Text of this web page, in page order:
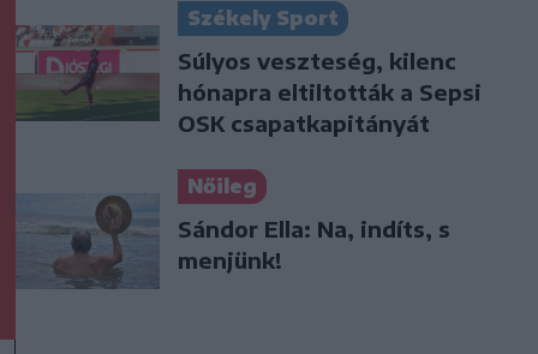
Székely Sport
Súlyos veszteség, kilenc
hónapra eltiltották a Sepsi
OSK csapatkapitányát
Nőileg
Sándor Ella: Na, indíts, s
menjünk!